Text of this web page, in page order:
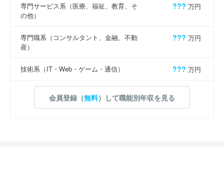
専門サービス系（医療、福祉、教育、そ
の他）
??? 万円
専門職系（コンサルタント、金融、不動
産）
??? 万円
技術系（IT・Web・ゲーム・通信） ??? 万円
会員登録（無料）して職能別年収を見る